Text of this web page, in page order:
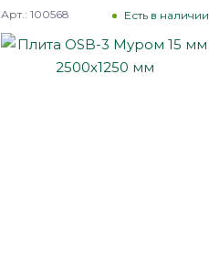
Есть в наличии
Арт.: 100568